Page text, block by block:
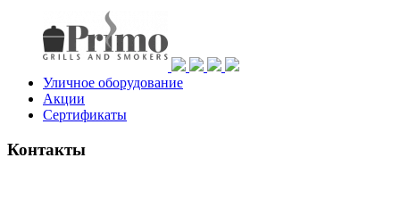
Уличное оборудование
Акции
Сертификаты
Контакты